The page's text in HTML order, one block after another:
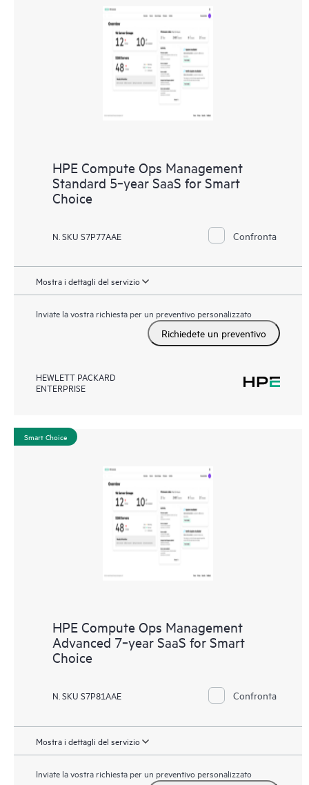
HPE Compute Ops Management
Standard 5‑year SaaS for Smart
Choice
N. SKU S7P77AAE Confronta
Mostra i dettagli del servizio
Inviate la vostra richiesta per un preventivo personalizzato
Richiedete un preventivo
HEWLETT PACKARD
ENTERPRISE
Smart Choice
HPE Compute Ops Management
Advanced 7‑year SaaS for Smart
Choice
N. SKU S7P81AAE Confronta
Mostra i dettagli del servizio
Inviate la vostra richiesta per un preventivo personalizzato